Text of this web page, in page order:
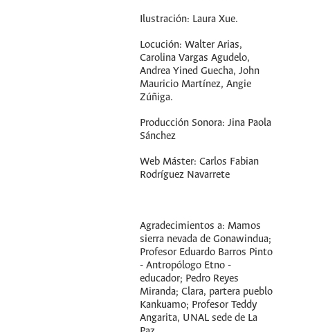
Ilustración: Laura Xue.
Locución: Walter Arias,
Carolina Vargas Agudelo,
Andrea Yined Guecha, John
Mauricio Martínez, Angie
Zúñiga.
Producción Sonora: Jina Paola
Sánchez
Web Máster: Carlos Fabian
Rodríguez Navarrete
Agradecimientos a: Mamos
sierra nevada de Gonawindua;
Profesor Eduardo Barros Pinto
- Antropólogo Etno -
educador; Pedro Reyes
Miranda; Clara, partera pueblo
Kankuamo; Profesor Teddy
Angarita, UNAL sede de La